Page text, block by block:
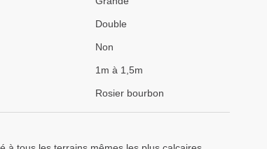
Double
Non
1m à 1,5m
Rosier bourbon